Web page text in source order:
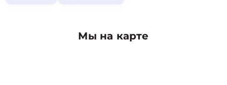
Мы на карте